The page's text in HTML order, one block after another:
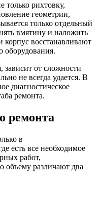
только рихтовку,
геометрии,
только отдельный
вмятину и наложить
корпус восстанавливают
оборудования.
зависит от сложности
не всегда удается. В
диагностическое
ремонта.
ремонта
в
есть все необходимое
работ,
объему различают два